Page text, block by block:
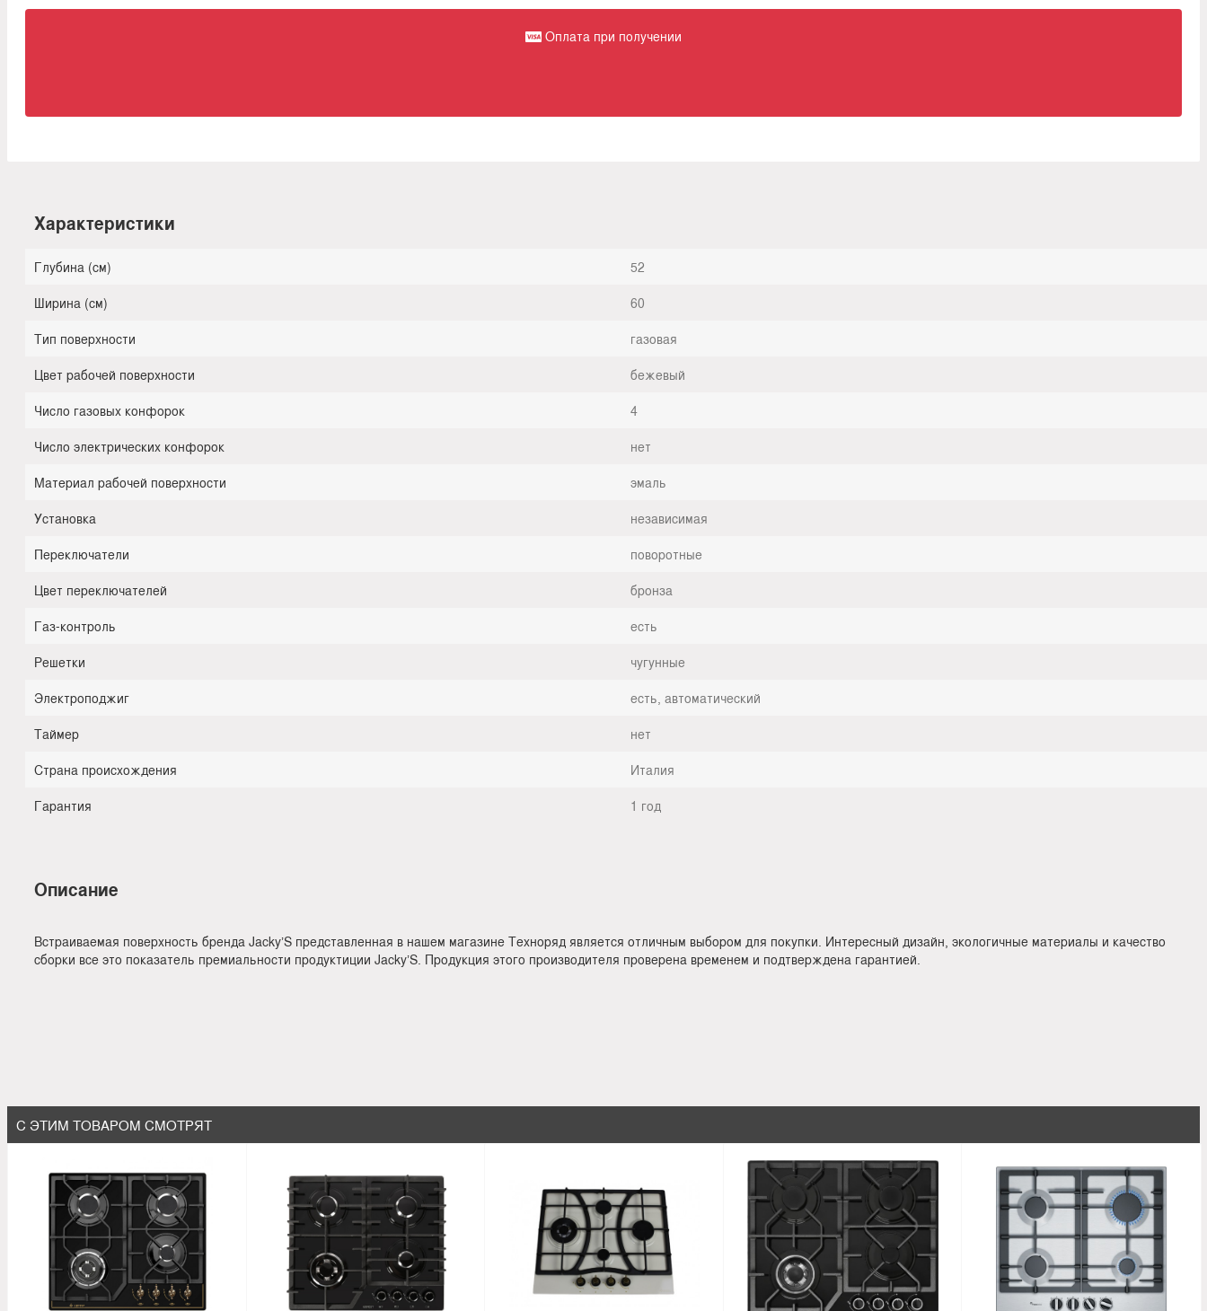
Оплата при получении
Характеристики
Глубина (см)
52
Ширина (см)
60
Тип поверхности
газовая
Цвет рабочей поверхности
бежевый
Число газовых конфорок
4
Число электрических конфорок
нет
Материал рабочей поверхности
эмаль
Установка
независимая
Переключатели
поворотные
Цвет переключателей
бронза
Газ-контроль
есть
Решетки
чугунные
Электроподжиг
есть, автоматический
Таймер
нет
Страна происхождения
Италия
Гарантия
1 год
Описание
Встраиваемая поверхность бренда Jacky’S представленная в нашем магазине Техноряд является отличным выбором для покупки. Интересный дизайн, экологичные материалы и качество
сборки все это показатель премиальности продуктиции Jacky’S. Продукция этого производителя проверена временем и подтверждена гарантией.
С ЭТИМ ТОВАРОМ СМОТРЯТ